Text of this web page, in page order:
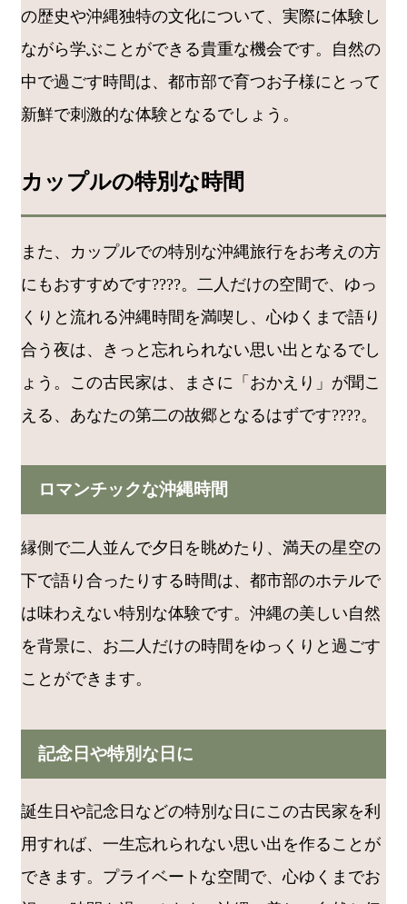
の歴史や沖縄独特の文化について、実際に体験し
ながら学ぶことができる貴重な機会です。自然の
中で過ごす時間は、都市部で育つお子様にとって
新鮮で刺激的な体験となるでしょう。
カップルの特別な時間
また、カップルでの特別な沖縄旅行をお考えの方
にもおすすめです????。二人だけの空間で、ゆっ
くりと流れる沖縄時間を満喫し、心ゆくまで語り
合う夜は、きっと忘れられない思い出となるでし
ょう。この古民家は、まさに「おかえり」が聞こ
える、あなたの第二の故郷となるはずです????。
ロマンチックな沖縄時間
縁側で二人並んで夕日を眺めたり、満天の星空の
下で語り合ったりする時間は、都市部のホテルで
は味わえない特別な体験です。沖縄の美しい自然
を背景に、お二人だけの時間をゆっくりと過ごす
ことができます。
記念日や特別な日に
誕生日や記念日などの特別な日にこの古民家を利
用すれば、一生忘れられない思い出を作ることが
できます。プライベートな空間で、心ゆくまでお